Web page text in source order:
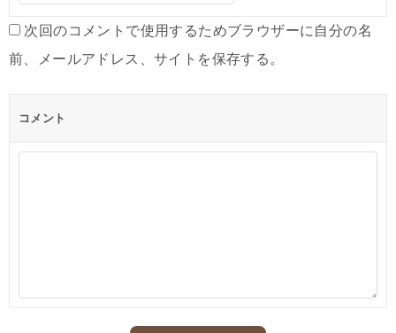
次回のコメントで使用するためブラウザーに自分の名
前、メールアドレス、サイトを保存する。
コメント